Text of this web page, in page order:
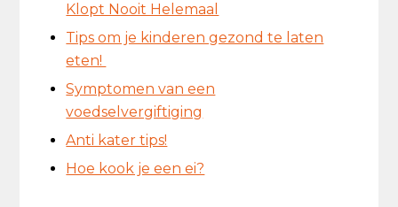
Klopt Nooit Helemaal
Tips om je kinderen gezond te laten
eten!
Symptomen van een
voedselvergiftiging
Anti kater tips!
Hoe kook je een ei?